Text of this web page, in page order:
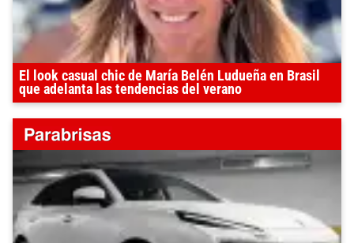
El look casual chic de María Belén Ludueña en Brasil
que adelanta las tendencias del verano